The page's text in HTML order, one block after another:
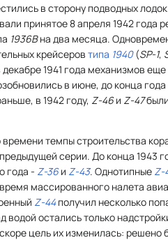
в сторону подводных
принятое 8 апреля 1942 года
1936Bна два месяца.
крейсеров типа 1940(SP-1,
1941 года механизмов
в июне, до конца
в 1942 году, Z-46и Z-47
темпы строительства
серии. До конца 1943
года - Z-36и Z-43. Однотипные Z-
массированного налета
Z-44получил несколько
водой остались только
цель их изменилась: решено